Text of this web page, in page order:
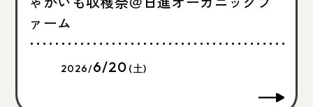
ァーム
2026/6/20 (土)